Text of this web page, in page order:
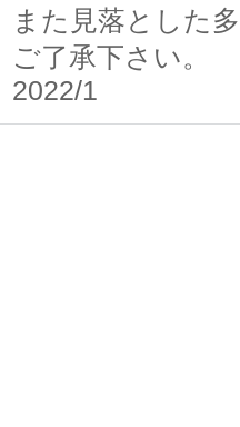
また見落とした
ご了承下さい。
2022/1